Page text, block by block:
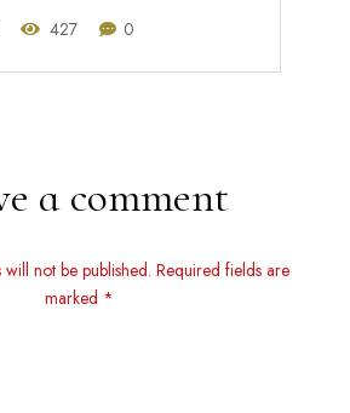
427 0
a comment
will not be published. Required fields are
marked *